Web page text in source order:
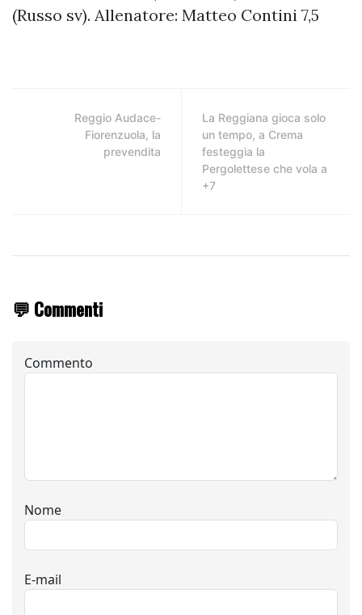
(Russo sv). Allenatore: Matteo Contini 7,5
Reggio Audace-
Fiorenzuola, la
prevendita
La Reggiana gioca solo
un tempo, a Crema
festeggia la
Pergolettese che vola a
+7
💬 Commenti